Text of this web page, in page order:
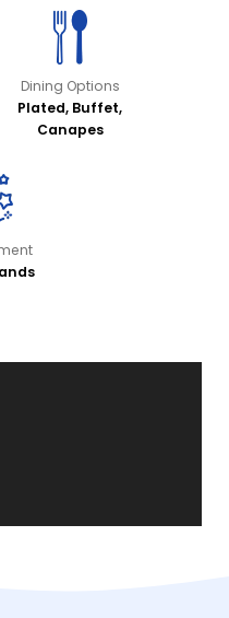
Dining Options
Plated, Buffet,
Canapes